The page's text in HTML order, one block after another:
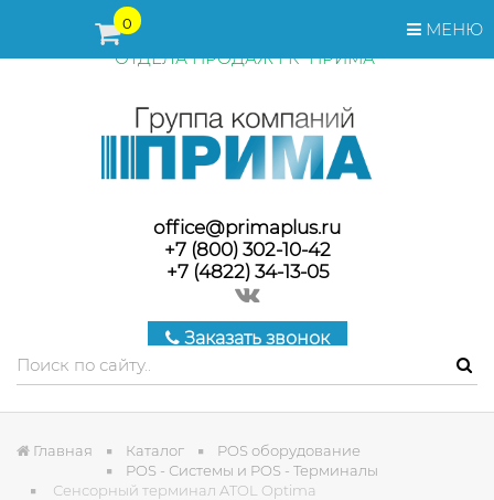
МЕНЮ
0
ПЕРЕД ОФОРМЛЕНИЕМ ЗАКАЗА, СТОИМОСТЬ И СРОКИ
ПОСТАВКИ ТОВАРА УТОЧНЯЙТЕ У МЕНЕДЖЕРОВ
ОТДЕЛА ПРОДАЖ ГК "ПРИМА"
office@primaplus.ru
+7 (800) 302-10-42
+7 (4822) 34-13-05
Заказать звонок
Главная Каталог
POS оборудование
POS - Системы и POS - Терминалы
Сенсорный терминал ATOL Optima